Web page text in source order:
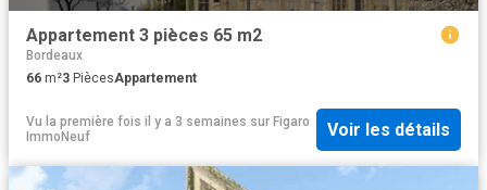
Appartement 3 pièces 65 m2
Bordeaux
66 m²3 PiècesAppartement
Vu la première fois il y a 3 semaines sur Figaro
ImmoNeuf
Voir les détails